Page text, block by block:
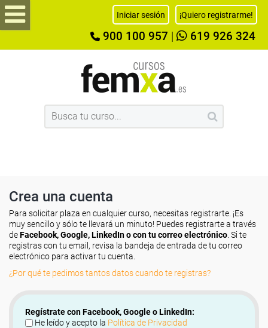
Iniciar sesión ¡Quiero registrarme!
900 100 957 619 926 324
Crea una cuenta
Para solicitar plaza en cualquier curso, necesitas registrarte. ¡Es
muy sencillo y sólo te llevará un minuto! Puedes registrarte a través
deFacebook, Google, LinkedIn o con tu correo electrónico . Si te
registras con tu email, revisa la bandeja de entrada de tu correo
electrónico para activar tu cuenta.
¿Por qué te pedimos tantos datos cuando te registras?
Regístrate con Facebook, Google o LinkedIn:
He leído y acepto la Política de Privacidad